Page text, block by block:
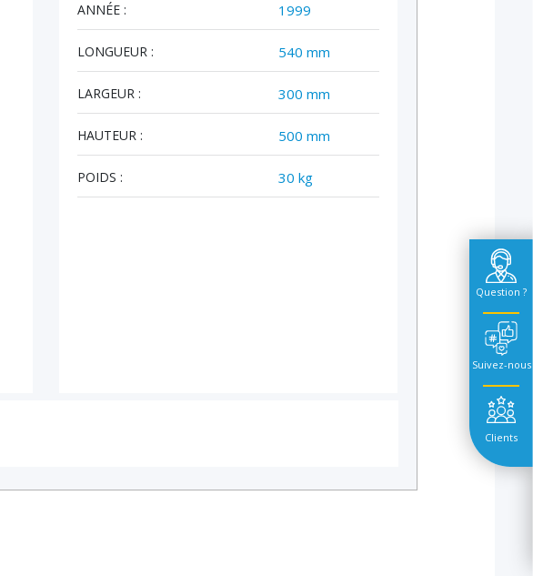
Question ?
Suivez-nous
Clients
ANNÉE : 1999
LONGUEUR : 540 mm
LARGEUR : 300 mm
HAUTEUR : 500 mm
POIDS : 30 kg